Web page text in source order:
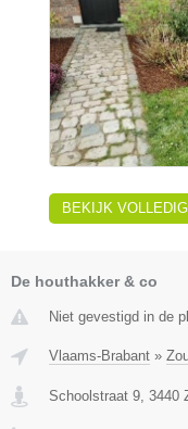
BEKIJK
De houthakker & co
Niet gevestigd in de
Vlaams-Brabant »
Schoolstraat 9, 3440